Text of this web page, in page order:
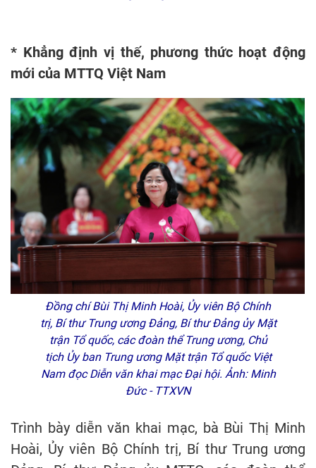
* Khẳng định vị thế, phương thức hoạt động
mới của MTTQ Việt Nam
Đồng chí Bùi Thị Minh Hoài, Ủy viên Bộ Chính
trị, Bí thư Trung ương Đảng, Bí thư Đảng ủy Mặt
trận Tổ quốc, các đoàn thể Trung ương, Chủ
tịch Ủy ban Trung ương Mặt trận Tổ quốc Việt
Nam đọc Diễn văn khai mạc Đại hội. Ảnh: Minh
Đức - TTXVN
Trình bày diễn văn khai mạc, bà Bùi Thị Minh
Hoài, Ủy viên Bộ Chính trị, Bí thư Trung ương